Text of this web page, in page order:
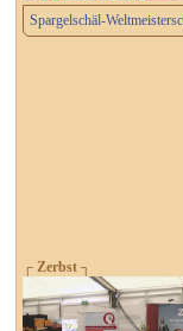
Spargelschäl-
┌ Zerbst ┐